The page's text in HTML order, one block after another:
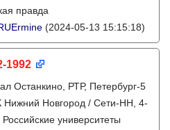
правда
(2024-05-13 15:15:18)
1992
Останкино, РТР, Петербург-5
Новгород / Сети-НН, 4-
университеты